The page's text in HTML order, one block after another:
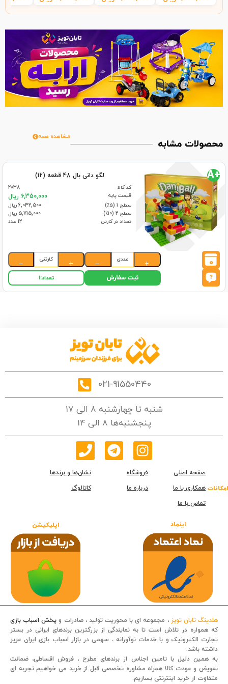
محصولات مشابه
مشاهده همه
لگو دانی بال 48 قطعه (12)
کد کالا
2038
قیمت پایه
6,350,000 ریال
سطح 1 (۵٪)
6,032,500 ریال
سطح 2 (۱۰٪)
5,715,000 ریال
تعداد در کارتن
12 عدد
0
+A
+
عددی
−
+
کارتنی
−
ثبت سفارش تعداد:1
021-91550440
شنبه تا چهارشنبه 8 الی 17
پنجشنبه‌ها 8 الی 14
امکانات
صفحه اصلی فروشگاه
نشان‌ها و برندها
همکاری با ما
درباره ما
کاتالوگ
تماس با ما
اینماد اپلیکیشن
هلدینگ تابان تویز ، مجموعه ای با محوریت تولید ، صادرات و پخش اسباب بازی
که همواره در تلاش است تا به نمایندگی از بزرگترین برندهای ایرانی در بستر
تجارت الکترونیک و با خدمات نوآورانه ، سهمی در بازار اسباب بازی ایران عزیز
داشته باشد.
به همین دلیل با تامین اجناس از برندهای مطرح ، فروش اقساطی، ضمانت
تعویض و عودت کالا همراه مشاوره تخصصی قبل از خرید می خواهیم تجربه ای
متفاوت از خرید اینترنتی بسازیم.